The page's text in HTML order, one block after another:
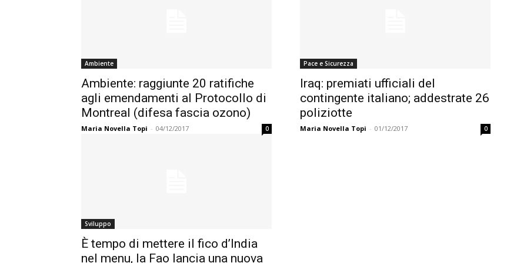
Ambiente
Ambiente: raggiunte 20 ratifiche
agli emendamenti al Protocollo di
Montreal (difesa fascia ozono)
Maria Novella Topi - 04/12/2017 0
Pace e Sicurezza
Iraq: premiati ufficiali del
contingente italiano; addestrate 26
poliziotte
Maria Novella Topi - 01/12/2017 0
Sviluppo
È tempo di mettere il fico d’India
nel menu, la Fao lancia una nuova